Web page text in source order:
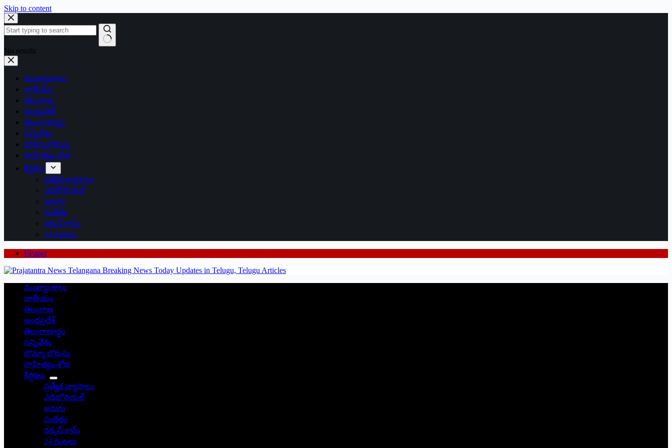
Skip to content
No results
ముఖ్యాంశాలు
జాతీయం
తెలంగాణ
ఆంధ్రప్రదేశ్
తెలంగాణార్థం
సన్నివేశం
బొమ్మా బొరుసు
సాహిత్యం-శోభ
శీర్షికలు
ప్రత్యేక వ్యాసాలు
ఎడిటోరియల్
అరుగు
సంకేతం
దక్కన్.కామ్
24 గంటలు
EPaper
ముఖ్యాంశాలు
జాతీయం
తెలంగాణ
ఆంధ్రప్రదేశ్
తెలంగాణార్థం
సన్నివేశం
బొమ్మా బొరుసు
సాహిత్యం-శోభ
శీర్షికలు
ప్రత్యేక వ్యాసాలు
ఎడిటోరియల్
అరుగు
సంకేతం
దక్కన్.కామ్
24 గంటలు